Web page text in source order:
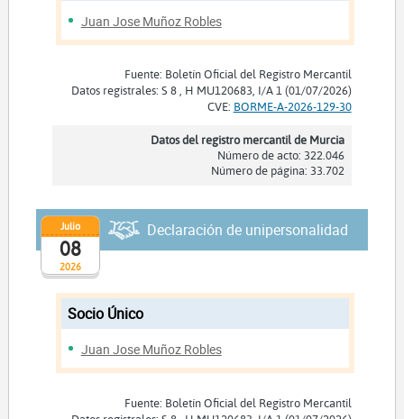
Juan Jose Muñoz Robles
Fuente: Boletín Oficial del Registro Mercantil
Datos registrales: S 8 , H MU120683, I/A 1 (01/07/2026)
CVE: BORME-A-2026-129-30
Datos del registro mercantil de Murcia
Número de acto: 322.046
Número de página: 33.702
2026
Julio
08
Declaración de unipersonalidad
Socio Único
Juan Jose Muñoz Robles
Fuente: Boletín Oficial del Registro Mercantil